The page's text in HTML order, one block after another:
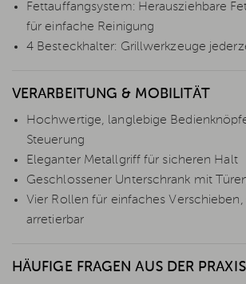
Fettauffangsystem: Herausziehbare
für einfache Reinigung
4 Besteckhalter: Grillwerkzeuge
VERARBEITUNG & MOBILITÄT
Hochwertige, langlebige
Steuerung
Eleganter Metallgriff für sicheren Halt
Geschlossener Unterschrank mit
Vier Rollen für einfaches
arretierbar
HÄUFIGE FRAGEN AUS DER PRAXIS